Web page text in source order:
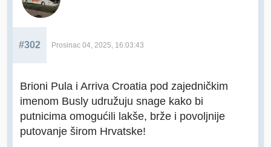
#302 Prosinac 04, 2025, 16:03:43
Brioni Pula i Arriva Croatia pod zajedničkim
imenom Busly udružuju snage kako bi
putnicima omogućili lakše, brže i povoljnije
putovanje širom Hrvatske!